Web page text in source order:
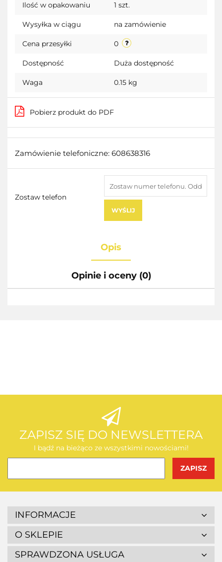
Ilość w opakowaniu 1 szt.
Wysyłka w ciągu na zamówienie
Cena przesyłki 0
Dostępność Duża dostępność
Waga 0.15 kg
Pobierz produkt do PDF
Zamówienie telefoniczne: 608638316
Zostaw telefon
WYŚLIJ
Opis
Opinie i oceny (0)
AEG
ZAPISZ SIĘ DO NEWSLETTERA
I bądź na bieżąco ze wszystkimi nowościami!
INFORMACJE
O SKLEPIE
SPRAWDZONA USŁUGA